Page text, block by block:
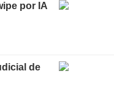
por IA
de